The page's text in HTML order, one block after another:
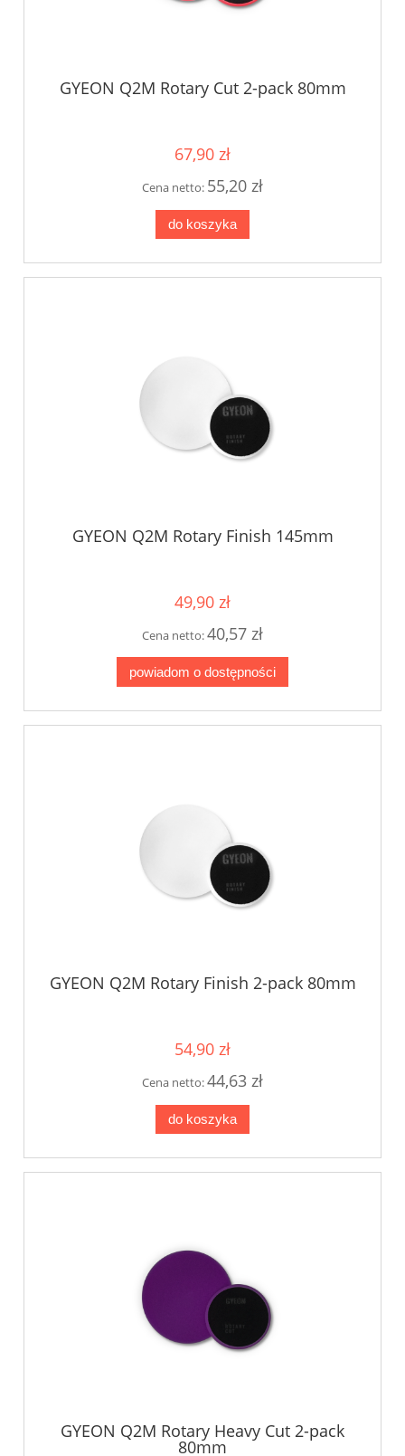
GYEON Q2M Rotary Cut 2-pack 80mm
67,90 zł
Cena netto: 55,20 zł
do koszyka
GYEON Q2M Rotary Finish 145mm
49,90 zł
Cena netto:40,57 zł
powiadom o dostępności
GYEON Q2M Rotary Finish 2-pack 80mm
54,90 zł
Cena netto:44,63 zł
do koszyka
GYEON Q2M Rotary Heavy Cut 2-pack
80mm